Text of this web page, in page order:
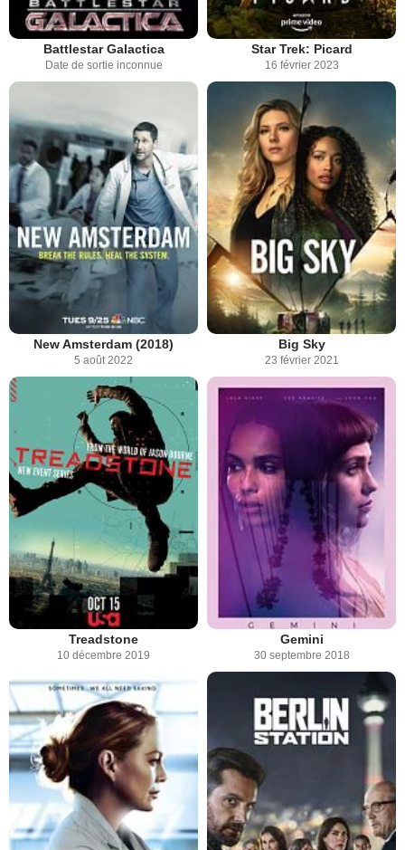
Battlestar Galactica
Date de sortie inconnue
Star Trek: Picard
16 février 2023
New Amsterdam (2018)
5 août 2022
Big Sky
23 février 2021
Treadstone
10 décembre 2019
Gemini
30 septembre 2018